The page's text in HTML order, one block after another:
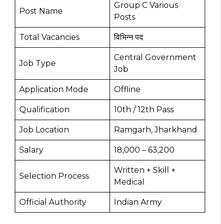
Post Name
Group C Various
Posts
Total Vacancies विभिन्न पद
Job Type
Central Government
Job
Application Mode Offline
Qualification 10th / 12th Pass
Job Location Ramgarh, Jharkhand
Salary ₹18,000 – ₹63,200
Selection Process
Written + Skill +
Medical
Official Authority Indian Army